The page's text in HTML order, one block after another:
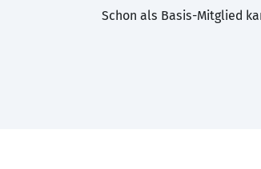
Schon als Basis-Mitglied